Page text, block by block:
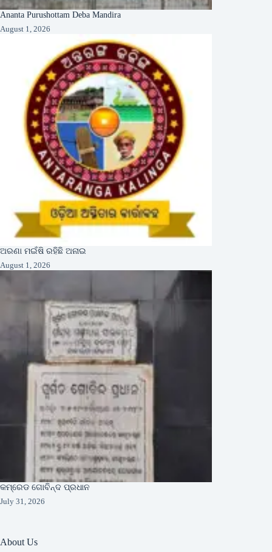
Ananta Purushottam Deba Mandira
August 1, 2026
ଅରଣା ମଇଁଷି ରହିଛି ଅନାଇ
August 1, 2026
କମ୍ରେଡ ଗୋବିନ୍ଦ ପ୍ରଧାନ
July 31, 2026
About Us